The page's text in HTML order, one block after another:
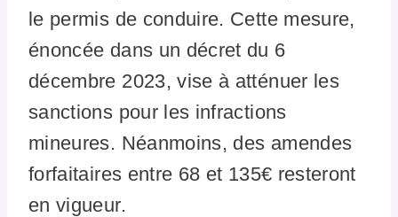
le permis de conduire. Cette mesure,
énoncée dans un décret du 6
décembre 2023, vise à atténuer les
sanctions pour les infractions
mineures. Néanmoins, des amendes
forfaitaires entre 68 et 135€ resteront
en vigueur.